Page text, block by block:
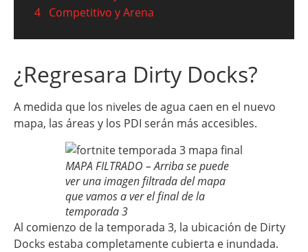
4 Competitivo y Arena
¿Regresara Dirty Docks?
A medida que los niveles de agua caen en el nuevo
mapa, las áreas y los PDI serán más accesibles.
MAPA FILTRADO – Arriba se puede
ver una imagen filtrada del mapa
que vamos a ver el final de la
temporada 3
Al comienzo de la temporada 3, la ubicación de Dirty
Docks estaba completamente cubierta e inundada.